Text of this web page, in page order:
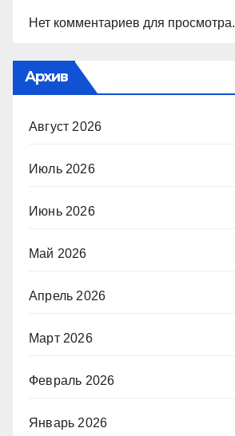
Нет комментариев для просмотра.
Архив
Август 2026
Июль 2026
Июнь 2026
Май 2026
Апрель 2026
Март 2026
Февраль 2026
Январь 2026